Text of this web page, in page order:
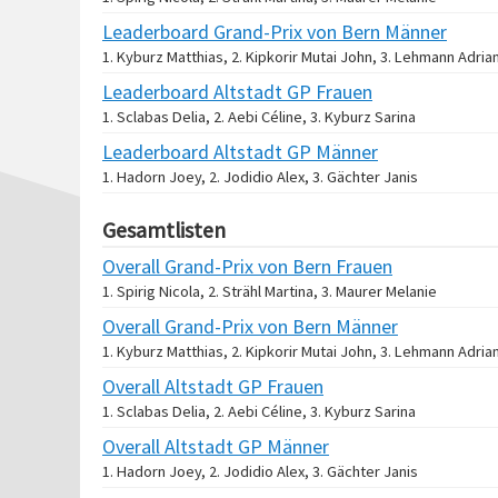
Leaderboard Grand-Prix von Bern Männer
1. Kyburz Matthias, 2. Kipkorir Mutai John, 3. Lehmann
Leaderboard Altstadt GP Frauen
1. Sclabas Delia, 2. Aebi Céline, 3. Kyburz Sarina
Leaderboard Altstadt GP Männer
1. Hadorn Joey, 2. Jodidio Alex, 3. Gächter Janis
Gesamtlisten
Overall Grand-Prix von Bern Frauen
1. Spirig Nicola, 2. Strähl Martina, 3. Maurer Melanie
Overall Grand-Prix von Bern Männer
1. Kyburz Matthias, 2. Kipkorir Mutai John, 3. Lehmann
Overall Altstadt GP Frauen
1. Sclabas Delia, 2. Aebi Céline, 3. Kyburz Sarina
Overall Altstadt GP Männer
1. Hadorn Joey, 2. Jodidio Alex, 3. Gächter Janis